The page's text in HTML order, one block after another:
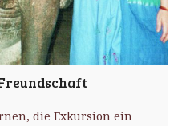
die Exkursion ein